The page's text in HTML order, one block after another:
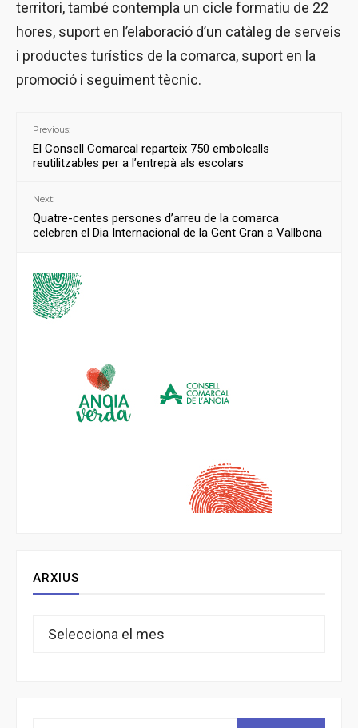
territori, també contempla un cicle formatiu de 22
hores, suport en l’elaboració d’un catàleg de serveis
i productes turístics de la comarca, suport en la
promoció i seguiment tècnic.
Previous:
El Consell Comarcal reparteix 750 embolcalls
reutilitzables per a l’entrepà als escolars
Next:
Quatre-centes persones d’arreu de la comarca
celebren el Dia Internacional de la Gent Gran a Vallbona
ARXIUS